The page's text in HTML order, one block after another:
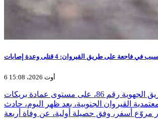
فاجعة على طريق القيروان: 4 قتلى وعدة إصابات
6 أوت 2026، 15:08
شهدت الطريق الجهوية رقم 86، على مستوى عمادة بريكات
القيروان الجنوبية، بعد ظهر اليوم، حادث